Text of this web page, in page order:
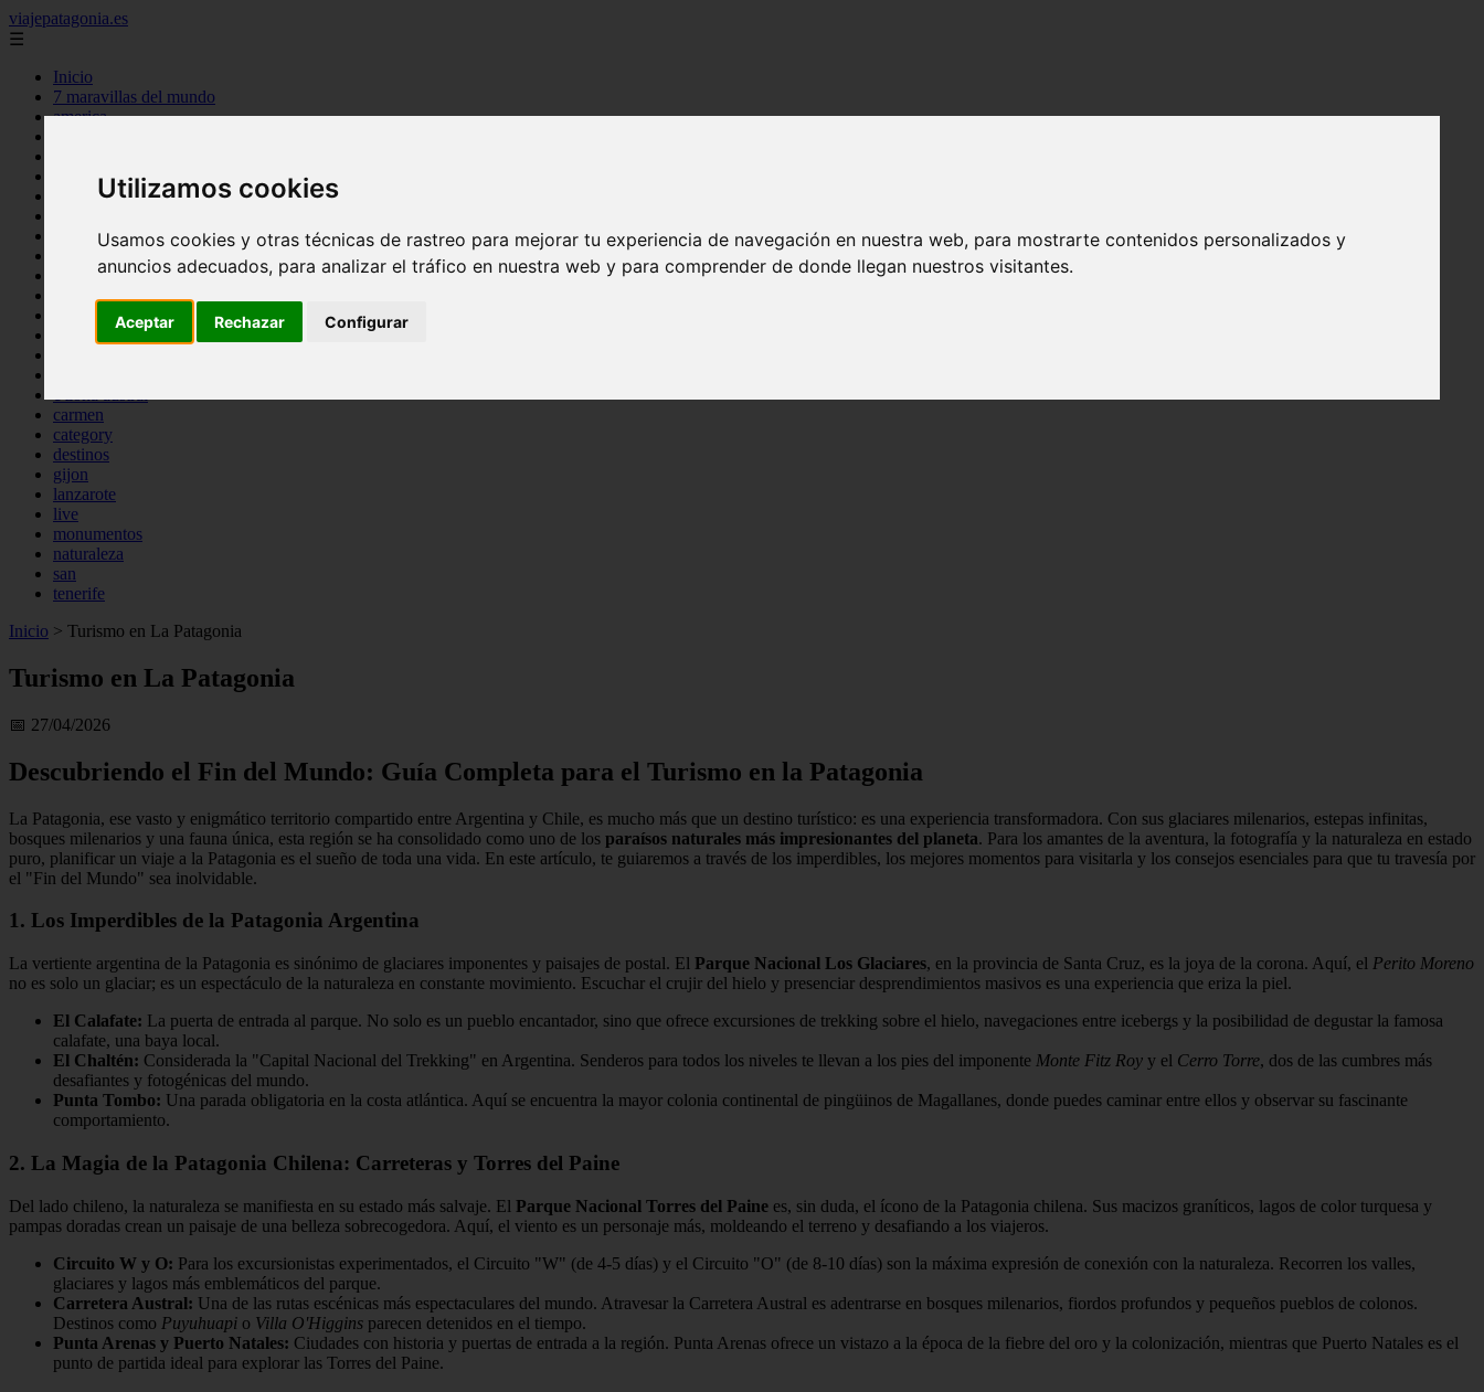
Utilizamos cookies
Usamos cookies y otras técnicas de rastreo para mejorar tu experiencia de navegación en nuestra web, para mostrarte contenidos personalizados y
anuncios adecuados, para analizar el tráfico en nuestra web y para comprender de donde llegan nuestros visitantes.
Aceptar Rechazar Configurar
viajepatagonia.es
☰
Inicio
7 maravillas del mundo
america
c buenos aires
c cordoba
c generalidades del pais
c neuquen
c provincias
c rio negro
carmen
category
destinos
gijon
lanzarote
live
monumentos
naturaleza
san
tenerife
Inicio > Turismo en La Patagonia
Turismo en La Patagonia
📅 27/04/2026
Descubriendo el Fin del Mundo: Guía Completa para el Turismo en la Patagonia
La Patagonia, ese vasto y enigmático territorio compartido entre Argentina y Chile, es mucho más que un destino turístico: es una experiencia transformadora. Con sus glaciares milenarios, estepas infinitas,
bosques milenarios y una fauna única, esta región se ha consolidado como uno de los paraísos naturales más impresionantes del planeta. Para los amantes de la aventura, la fotografía y la naturaleza en estado
puro, planificar un viaje a la Patagonia es el sueño de toda una vida. En este artículo, te guiaremos a través de los imperdibles, los mejores momentos para visitarla y los consejos esenciales para que tu travesía por
el "Fin del Mundo" sea inolvidable.
1. Los Imperdibles de la Patagonia Argentina
La vertiente argentina de la Patagonia es sinónimo de glaciares imponentes y paisajes de postal. El Parque Nacional Los Glaciares, en la provincia de Santa Cruz, es la joya de la corona. Aquí, el Perito Moreno
no es solo un glaciar; es un espectáculo de la naturaleza en constante movimiento. Escuchar el crujir del hielo y presenciar desprendimientos masivos es una experiencia que eriza la piel.
El Calafate: La puerta de entrada al parque. No solo es un pueblo encantador, sino que ofrece excursiones de trekking sobre el hielo, navegaciones entre icebergs y la posibilidad de degustar la famosa
calafate, una baya local.
El Chaltén: Considerada la "Capital Nacional del Trekking" en Argentina. Senderos para todos los niveles te llevan a los pies del imponente Monte Fitz Roy y el Cerro Torre, dos de las cumbres más
desafiantes y fotogénicas del mundo.
Punta Tombo: Una parada obligatoria en la costa atlántica. Aquí se encuentra la mayor colonia continental de pingüinos de Magallanes, donde puedes caminar entre ellos y observar su fascinante
comportamiento.
2. La Magia de la Patagonia Chilena: Carreteras y Torres del Paine
Del lado chileno, la naturaleza se manifiesta en su estado más salvaje. El Parque Nacional Torres del Paine es, sin duda, el ícono de la Patagonia chilena. Sus macizos graníticos, lagos de color turquesa y
pampas doradas crean un paisaje de una belleza sobrecogedora. Aquí, el viento es un personaje más, moldeando el terreno y desafiando a los viajeros.
Circuito W y O: Para los excursionistas experimentados, el Circuito "W" (de 4-5 días) y el Circuito "O" (de 8-10 días) son la máxima expresión de conexión con la naturaleza. Recorren los valles,
glaciares y lagos más emblemáticos del parque.
Carretera Austral: Una de las rutas escénicas más espectaculares del mundo. Atravesar la Carretera Austral es adentrarse en bosques milenarios, fiordos profundos y pequeños pueblos de colonos.
Destinos como Puyuhuapi o Villa O'Higgins parecen detenidos en el tiempo.
Punta Arenas y Puerto Natales: Ciudades con historia y puertas de entrada a la región. Punta Arenas ofrece un vistazo a la época de la fiebre del oro y la colonización, mientras que Puerto Natales es el
punto de partida ideal para explorar las Torres del Paine.